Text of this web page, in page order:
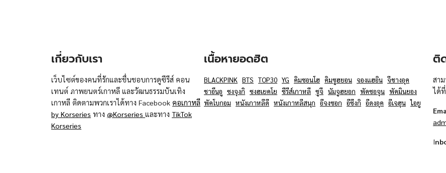
เกี่ยวกับเรา
เว็บไซต์ของคนที่รักและชื่นชอบการดูซีรีส์ คอน
เทนต์ ภาพยนตร์เกาหลี และวัฒนธรรมบันเทิง
เกาหลี ติดตามพวกเราได้ทาง Facebook คอเกาหลี
by Korseries ทาง @Korseries และทาง TikTok
Korseries
เนื้อหายอดฮิต
BLACKPINK BTS TOP30 YG คิมซอนโฮ คิมซูฮยอน จองแฮอิน จีชางอุค
ชาอึนอู ซงจุงกิ ซงฮเยคโย ซีรีส์เกาหลี ซูจี นัมจูฮยอก พัคซอจุน พัคมินยอง
พัคโบกอม หนังเกาหลีดี หนังเกาหลีสนุก อีจงซอก อีซึงกิ อีดงอุค อีเจฮุน ไอยู
ติ
สา
ได้ที่
I